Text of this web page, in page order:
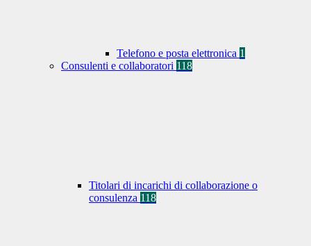
Telefono e posta elettronica 1
Consulenti e collaboratori 118
Titolari di incarichi di collaborazione o
consulenza 118